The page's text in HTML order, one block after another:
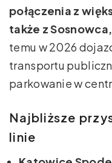
połączenia z
także z
temu w 2026
transportu
parkowanie w
Najbliższe
linie